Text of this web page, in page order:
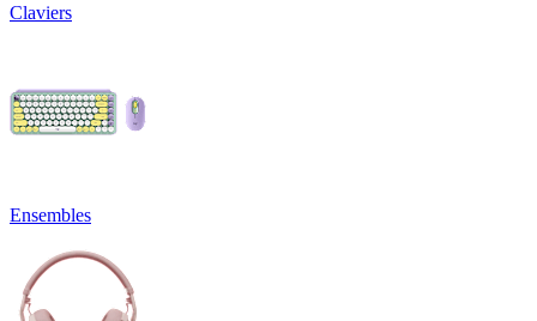
Claviers
Ensembles